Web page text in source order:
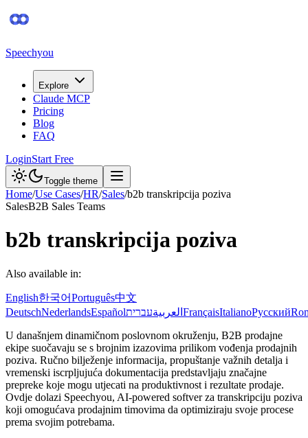
Speechyou
Explore
Claude MCP
Pricing
Blog
FAQ
LoginStart Free
Toggle theme
Home/Use Cases/HR/Sales/b2b transkripcija poziva
SalesB2B Sales Teams
b2b transkripcija poziva
Also available in:
English한국어Português中文
DeutschNederlandsEspañol العربيةעברית FrançaisItalianoРусский
U današnjem dinamičnom poslovnom okruženju, B2B prodajne
ekipe suočavaju se s brojnim izazovima prilikom vođenja prodajnih
poziva. Ručno bilježenje informacija, propuštanje važnih detalja i
vremenski iscrpljujuća dokumentacija predstavljaju značajne
prepreke koje mogu utjecati na produktivnost i rezultate prodaje.
Ovdje dolazi Speechyou, AI-powered softver za transkripciju poziva
koji omogućava prodajnim timovima da optimiziraju svoje procese
prema svojim potrebama.